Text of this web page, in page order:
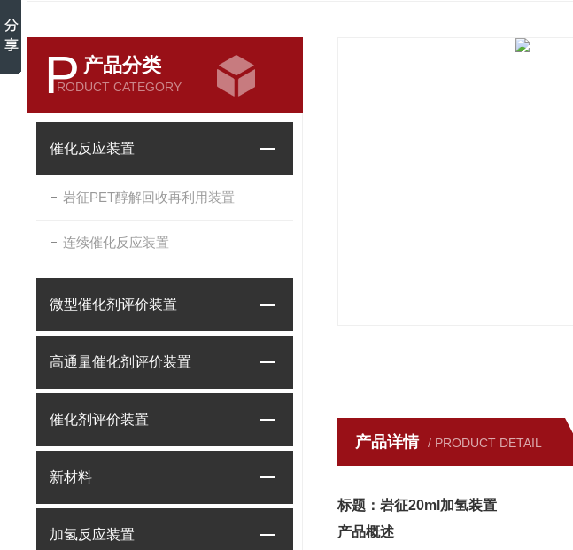
P 产品分类
RODUCT CATEGORY
催化反应装置
岩征PET醇解回收再利用装置
连续催化反应装置
微型催化剂评价装置
高通量催化剂评价装置
催化剂评价装置
新材料
加氢反应装置
产品详情 / PRODUCT DETAIL
标题：岩征20ml加氢装置
产品概述